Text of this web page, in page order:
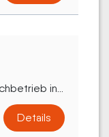
in...
Details